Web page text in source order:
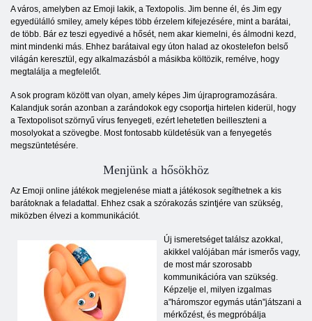
A város, amelyben az Emoji lakik, a Textopolis. Jim benne él, és Jim egy
egyedülálló smiley, amely képes több érzelem kifejezésére, mint a barátai,
de több. Bár ez teszi egyedivé a hősét, nem akar kiemelni, és álmodni kezd,
mint mindenki más. Ehhez barátaival egy úton halad az okostelefon belső
világán keresztül, egy alkalmazásból a másikba költözik, remélve, hogy
megtalálja a megfelelőt.
A sok program között van olyan, amely képes Jim újraprogramozására.
Kalandjuk során azonban a zarándokok egy csoportja hirtelen kiderül, hogy
a Textopolisot szörnyű vírus fenyegeti, ezért lehetetlen beilleszteni a
mosolyokat a szövegbe. Most fontosabb küldetésük van a fenyegetés
megszüntetésére.
Menjünk a hősökhöz
Az Emoji online játékok megjelenése miatt a játékosok segíthetnek a kis
barátoknak a feladattal. Ehhez csak a szórakozás szintjére van szükség,
miközben élvezi a kommunikációt.
Új ismeretséget találsz azokkal,
akikkel valójában már ismerős vagy,
de most már szorosabb
kommunikációra van szükség.
Képzelje el, milyen izgalmas
a"háromszor egymás után"játszani a
mérkőzést, és megpróbálja